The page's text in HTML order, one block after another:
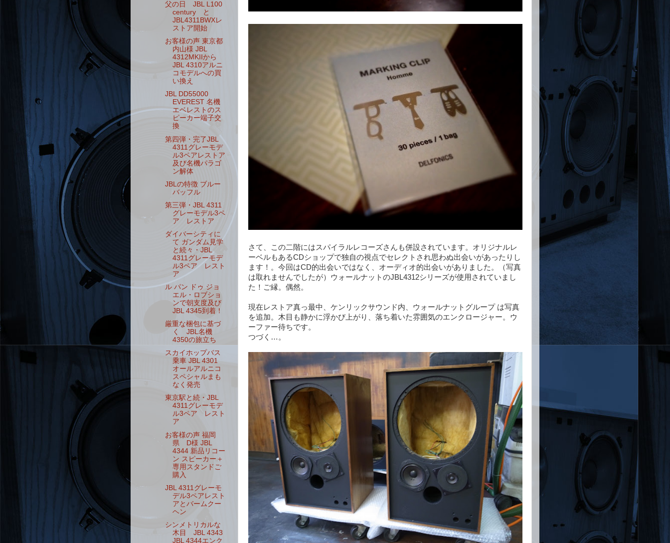
さて、この二階にはスパイラルレコーズさんも併設されています。オリジナルレ
ーベルもあるCDショップで独自の視点でセレクトされ思わぬ出会いがあったりし
ます！。今回はCD的出会いではなく、オーディオ的出会いがありました。（写真
は取れませんでしたが）ウォールナットのJBL4312シリーズが使用されていまし
た！ご縁。偶然。
現在レストア真っ最中、ケンリックサウンド内、ウォールナットグループ は写真
を追加。木目も静かに浮かび上がり、落ち着いた雰囲気のエンクロージャー。ウ
ーファー待ちです。
つづく…。
父の日 JBL L100
century と
JBL4311BWXレ
ストア開始
お客様の声 東京都
内山様 JBL
4312MKIIから
JBL 4310アルニ
コモデルへの買
い換え
JBL DD55000
EVEREST 名機
エベレストのス
ピーカー端子交
換
第四弾・完了JBL
4311グレーモデ
ル3ペアレストア
及び名機パラゴ
ン解体
JBLの特徴 ブルー
バッフル
第三弾・JBL 4311
グレーモデル3ペ
ア レストア
ダイバーシティに
て ガンダム見学
と続々・JBL
4311グレーモデ
ル3ペア レスト
ア
ル パン ドゥ ジョ
エル・ロブショ
ンで朝支度及び
JBL 4345到着！
厳重な梱包に基づ
く JBL名機
4350の旅立ち
スカイホップバス
乗車 JBL 4301
オールアルニコ
スペシャルまも
なく発売
東京駅と続・JBL
4311グレーモデ
ル3ペア レスト
ア
お客様の声 福岡
県 D様 JBL
4344 新品リコー
ン スピーカー＋
専用スタンドご
購入
JBL 4311グレーモ
デル3ペアレスト
アとバームクー
ヘン
シンメトリカルな
木目 JBL 4343
JBL 4344エンク